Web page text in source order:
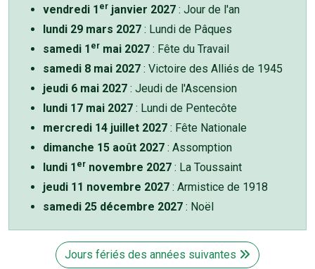
vendredi 1 er janvier 2027 : Jour de l'an
lundi 29 mars 2027 : Lundi de Pâques
samedi 1 er mai 2027 : Fête du Travail
samedi 8 mai 2027 : Victoire des Alliés de 1945
jeudi 6 mai 2027 : Jeudi de l'Ascension
lundi 17 mai 2027 : Lundi de Pentecôte
mercredi 14 juillet 2027 : Fête Nationale
dimanche 15 août 2027 : Assomption
lundi 1 er novembre 2027 : La Toussaint
jeudi 11 novembre 2027 : Armistice de 1918
samedi 25 décembre 2027 : Noël
Jours fériés des années suivantes